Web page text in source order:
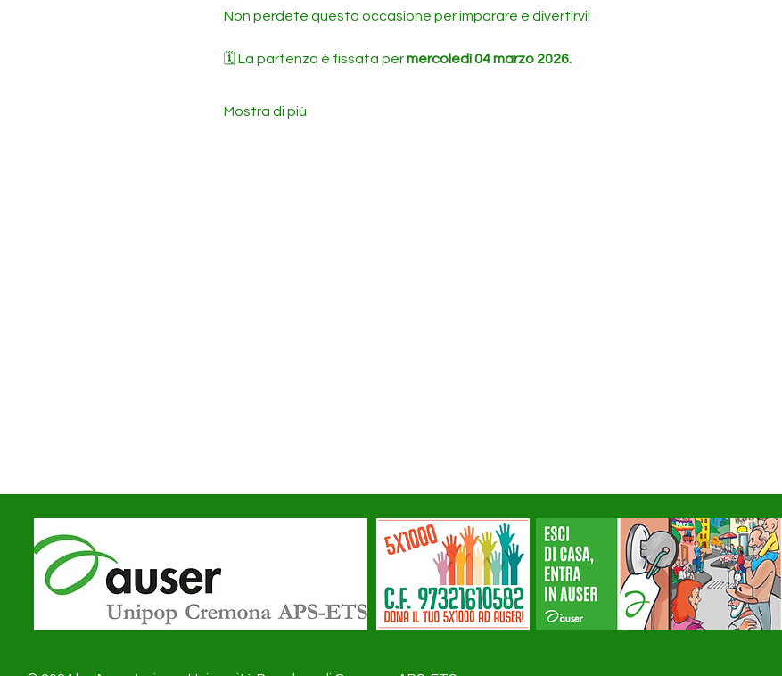
Non perdete questa occasione per imparare e divertirvi!
🗓️ La partenza è fissata per mercoledì 04 marzo 2026.
Mostra di più